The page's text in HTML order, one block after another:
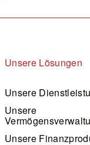
Unsere Lösungen
Unsere
Unsere
Unsere